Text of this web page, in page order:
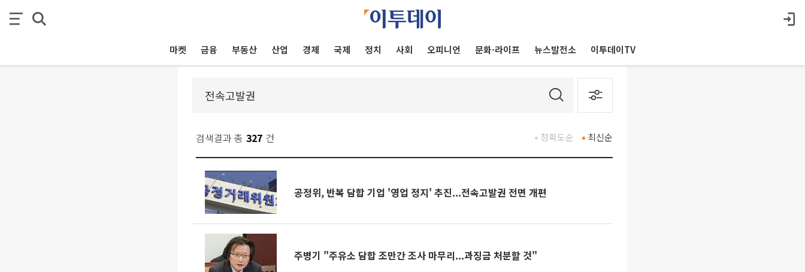
마켓 금융 부동산 산업 경제 국제 정치 사회 오피니언 문화·라이프 뉴스발전소 이투데이TV
검색결과 총 327 건 최신순
정확도순
공정위, 반복 담합 기업 '영업 정지' 추진...전속고발권 전면 개편
주병기 "주유소 담합 조만간 조사 마무리...과징금 처분할 것"